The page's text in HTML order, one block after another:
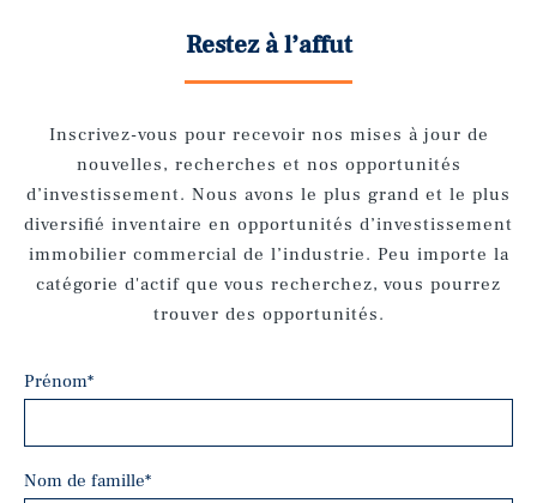
Restez à l’affut
Inscrivez-vous pour recevoir nos mises à jour de
nouvelles, recherches et nos opportunités
d’investissement. Nous avons le plus grand et le plus
diversifié inventaire en opportunités d’investissement
immobilier commercial de l’industrie. Peu importe la
catégorie d'actif que vous recherchez, vous pourrez
trouver des opportunités.
Prénom*
Nom de famille*